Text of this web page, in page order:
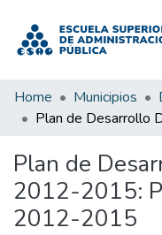
Home Municipios
Plan de
2012-2015:
2012-2015